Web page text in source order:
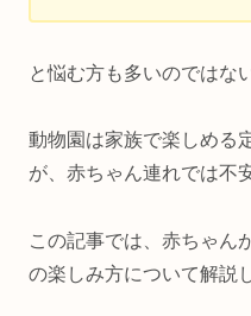
と悩む方も多いのではな
動物園は家族で楽しめる
が、赤ちゃん連れでは不
この記事では、赤ちゃん
の楽しみ方について解説